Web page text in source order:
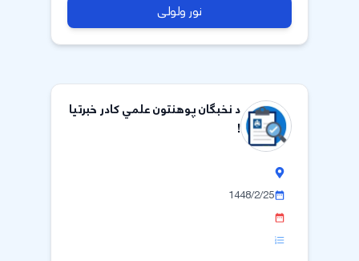
نور ولولی
د نخبگان پوهنتون علمي کادر خبرتیا
!
1448/2/25